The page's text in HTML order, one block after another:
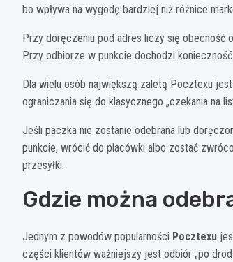
bo wpływa na wygodę bardziej niż różnice
Przy doręczeniu pod adres liczy się obecność
Przy odbiorze w punkcie dochodzi
Dla wielu osób największą zaletą Pocztexu
ograniczania się do klasycznego „czekania na
Jeśli paczka nie zostanie odebrana lub
punkcie, wrócić do placówki albo zostać
przesyłki.
Gdzie można
Jednym z powodów popularności Pocztexu
części klientów ważniejszy jest odbiór „po